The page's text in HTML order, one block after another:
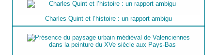
Charles Quint et l’histoire : un rapport ambigu